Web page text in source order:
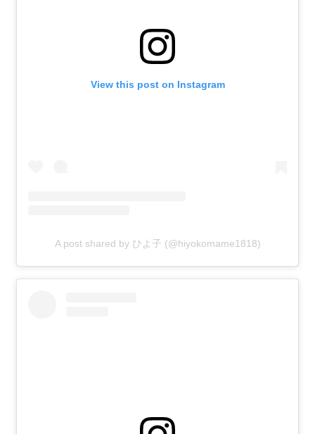
View this post on Instagram
A post shared by ひよ子 (@hiyokomame1818)